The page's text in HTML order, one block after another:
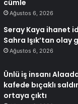
cümle
Ağustos 6, 2026
Seray Kaya ihanet
Sahra Işık’tan olay
Ağustos 6, 2026
Ünlü iş insanı
kafede bıçaklı
ortaya çıktı